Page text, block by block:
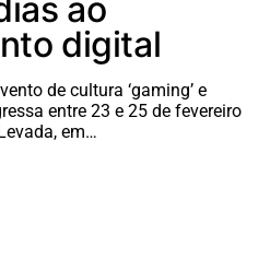
ao
digital
de cultura ‘gaming’ e
entre 23 e 25 de fevereiro
em…